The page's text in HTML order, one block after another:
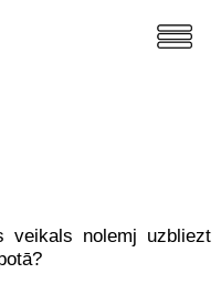
veikals nolemj uzbliezt